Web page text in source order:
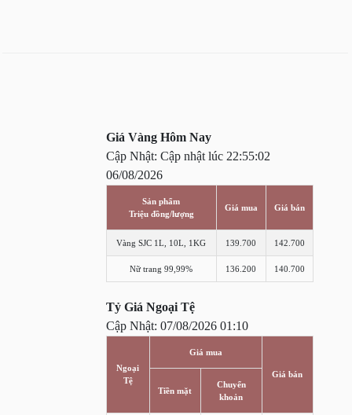
Giá Vàng Hôm Nay
Cập Nhật: Cập nhật lúc 22:55:02
06/08/2026
Sản phẩm
Triệu đồng/lượng
Giá mua Giá bán
Vàng SJC 1L, 10L, 1KG 139.700 142.700
Nữ trang 99,99% 136.200 140.700
Tỷ Giá Ngoại Tệ
Cập Nhật: 07/08/2026 01:10
Ngoại
Tệ
Giá mua
Giá bán
Tiền mặt
Chuyển
khoản